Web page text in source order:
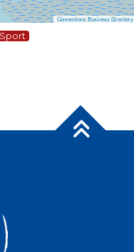
Connections Business Directory
Sport